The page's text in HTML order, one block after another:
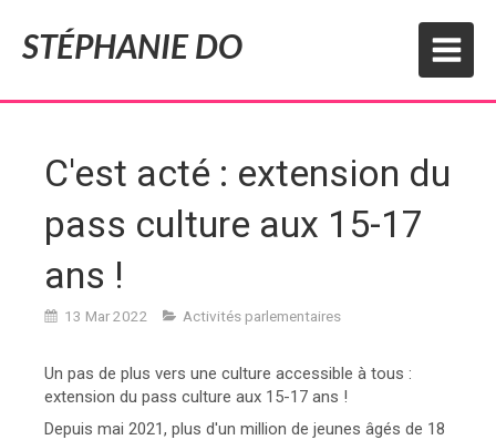
STÉPHANIE DO
C'est acté : extension du
pass culture aux 15-17
ans !
13 Mar 2022 Activités parlementaires
Un pas de plus vers une culture accessible à tous :
extension du pass culture aux 15-17 ans !
Depuis mai 2021, plus d'un million de jeunes âgés de 18